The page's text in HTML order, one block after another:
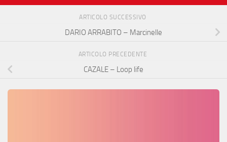
ARTICOLO SUCCESSIVO
DARIO ARRABITO – Marcinelle
ARTICOLO PRECEDENTE
CAZALE – Loop life